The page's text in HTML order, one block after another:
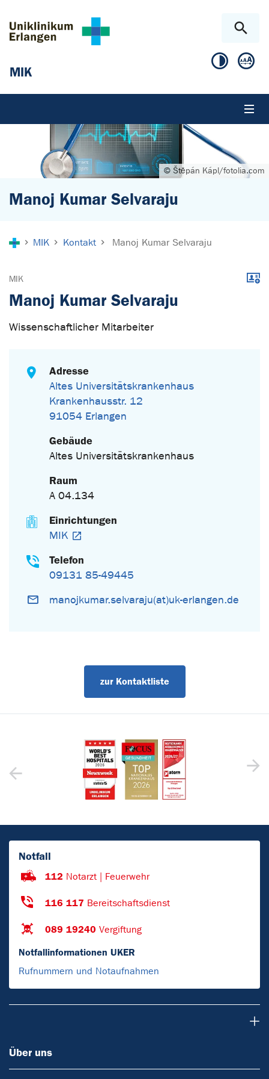
MIK
© Štěpán Kápl/fotolia.com
Manoj Kumar Selvaraju
MIK Kontakt Manoj Kumar Selvaraju
MIK
Manoj Kumar Selvaraju
Wissenschaftlicher Mitarbeiter
Adresse
Altes Universitätskrankenhaus
Krankenhausstr. 12
91054 Erlangen
Gebäude
Altes Universitätskrankenhaus
Raum
A 04.134
Einrichtungen
MIK
Telefon
09131 85-49445
manojkumar.selvaraju(at)uk-erlangen.de
zur Kontaktliste
Notfall
112 Notarzt | Feuerwehr
116 117 Bereitschaftsdienst
089 19240 Vergiftung
Notfallinformationen UKER
Rufnummern und Notaufnahmen
Über uns